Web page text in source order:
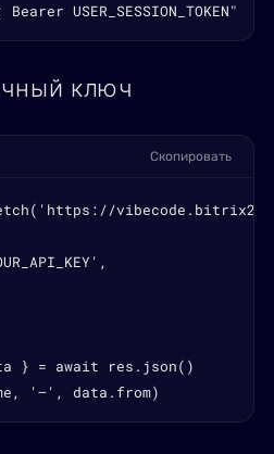
Bearer USER_SESSION_TOKEN"
ключ
Скопировать
} = await res.json()
'—', data.from)